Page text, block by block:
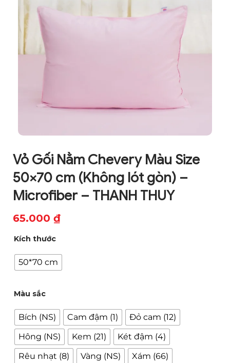
Vỏ Gối Nằm Chevery Màu Size
50×70 cm (Không lót gòn) –
Microfiber – THANH THUY
65.000 ₫
Kích thước
50*70 cm
Màu sắc
Bích (NS) Cam đậm (1)
Đỏ cam (12)
Hông (NS)
Kem (21)
Két đậm (4)
Rêu nhạt (8)
Vàng (NS)
Xám (66)